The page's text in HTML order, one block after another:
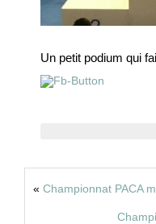
Un petit podium qui
« Championnat PACA